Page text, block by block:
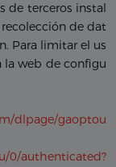
de terceros instal
de dat
Para limitar el us
la web de configu
dlpage/gaoptou
0/authenticated?